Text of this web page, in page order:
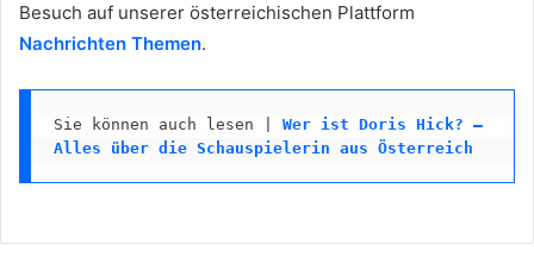
Besuch auf unserer österreichischen Plattform
Nachrichten Themen.
Sie können auch lesen | Wer ist Doris Hick? –
Alles über die Schauspielerin aus Österreich